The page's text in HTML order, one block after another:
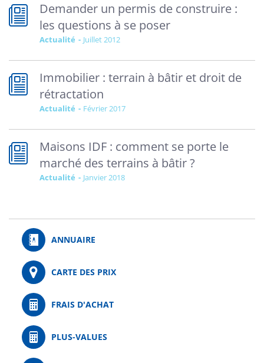
Demander un permis de construire :
les questions à se poser
Actualité juillet 2012
Immobilier : terrain à bâtir et droit de
rétractation
Actualité février 2017
Maisons IDF : comment se porte le
marché des terrains à bâtir ?
Actualité janvier 2018
ANNUAIRE
CARTE DES PRIX
FRAIS D'ACHAT
PLUS-VALUES